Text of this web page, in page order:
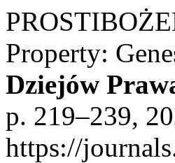
Property:
Dziejów
p. 219–239,
https://